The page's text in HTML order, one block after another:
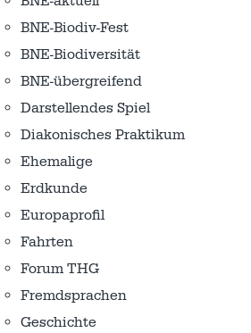
BNE-Biodiv-Fest
BNE-Biodiversität
BNE-übergreifend
Darstellendes Spiel
Diakonisches Praktikum
Ehemalige
Erdkunde
Europaprofil
Fahrten
Forum THG
Fremdsprachen
Geschichte